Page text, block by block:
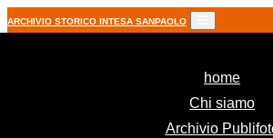
ARCHIVIO STORICO INTESA SANPAOLO
home
Chi siamo
Archivio